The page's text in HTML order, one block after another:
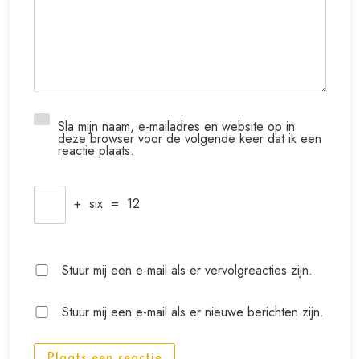
Sla mijn naam, e-mailadres en website op in
deze browser voor de volgende keer dat ik een
reactie plaats.
+ six = 12
Stuur mij een e-mail als er vervolgreacties zijn.
Stuur mij een e-mail als er nieuwe berichten zijn.